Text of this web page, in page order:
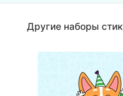
Другие наборы